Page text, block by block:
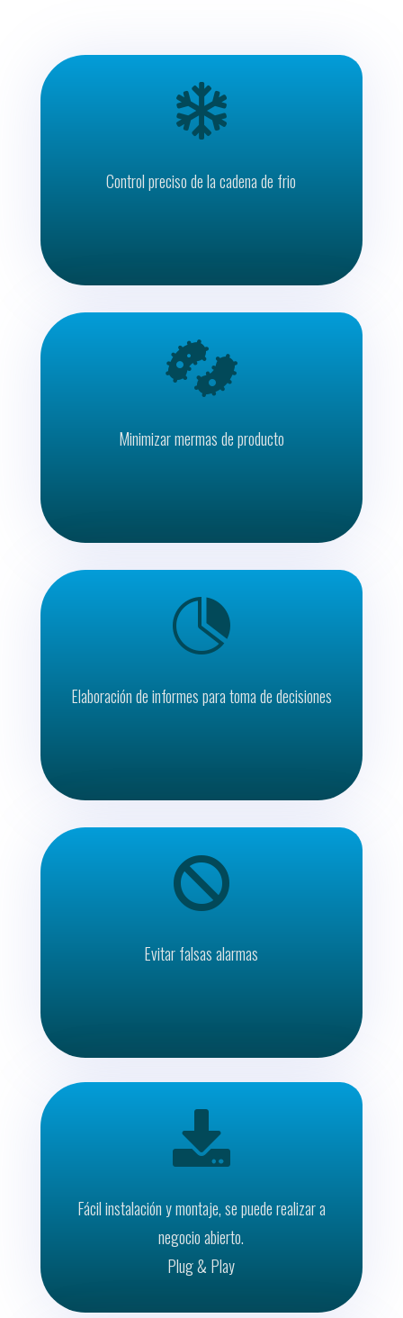

Control preciso de la cadena de frio

Minimizar mermas de producto

Elaboración de informes para toma de decisiones

Evitar falsas alarmas

Fácil instalación y montaje, se puede realizar a
negocio abierto.
Plug & Play